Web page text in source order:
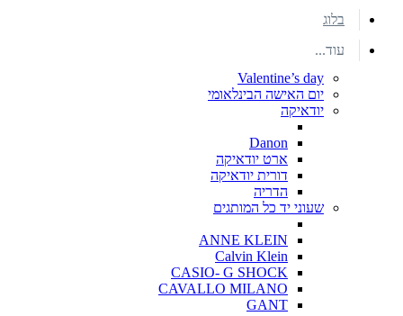
בלוג
עוד...
Valentine’s day
יום האישה הבינלאומי
יודאיקה
Danon
ארט יודאיקה
דורית יודאיקה
הדריה
שעוני יד כל המותגים
ANNE KLEIN
Calvin Klein
CASIO- G SHOCK
CAVALLO MILANO
GANT